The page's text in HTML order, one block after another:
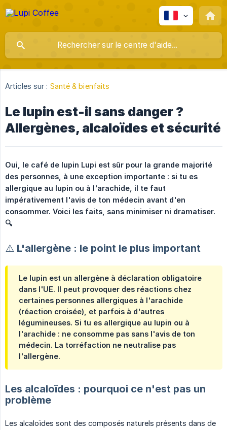
Articles sur : Santé & bienfaits
Le lupin est-il sans danger ?
Allergènes, alcaloïdes et sécurité
Oui, le café de lupin Lupi est sûr pour la grande majorité
des personnes, à une exception importante : si tu es
allergique au lupin ou à l'arachide, il te faut
impérativement l'avis de ton médecin avant d'en
consommer. Voici les faits, sans minimiser ni dramatiser.
🔍
⚠️ L'allergène : le point le plus important
Le lupin est un allergène à déclaration obligatoire
dans l'UE. Il peut provoquer des réactions chez
certaines personnes allergiques à l'arachide
(réaction croisée), et parfois à d'autres
légumineuses. Si tu es allergique au lupin ou à
l'arachide : ne consomme pas sans l'avis de ton
médecin. La torréfaction ne neutralise pas
l'allergène.
Les alcaloïdes : pourquoi ce n'est pas un
problème
Les alcaloïdes sont des composés naturels présents dans de